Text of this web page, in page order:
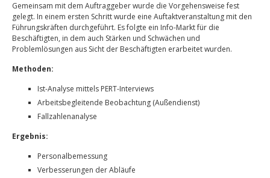
Gemeinsam mit dem Auftraggeber wurde die Vorgehensweise fest
gelegt. In einem ersten Schritt wurde eine Auftaktveranstaltung mit den
Führungskräften durchgeführt. Es folgte ein Info-Markt für die
Beschäftigten, in dem auch Stärken und Schwächen und
Problemlösungen aus Sicht der Beschäftigten erarbeitet wurden.
Methoden:
Ist-Analyse mittels PERT-Interviews
Arbeitsbegleitende Beobachtung (Außendienst)
Fallzahlenanalyse
Ergebnis:
Personalbemessung
Verbesserungen der Abläufe